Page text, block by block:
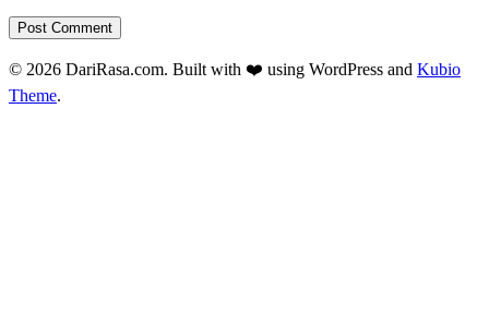
© 2026 DariRasa.com. Built with ❤️ using WordPress and Kubio
Theme.